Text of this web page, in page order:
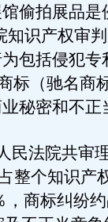
偷拍展品是
知识产权审
包括侵犯专
标（驰名商
秘密和不正
法院共审
整个知识产
商标纠纷